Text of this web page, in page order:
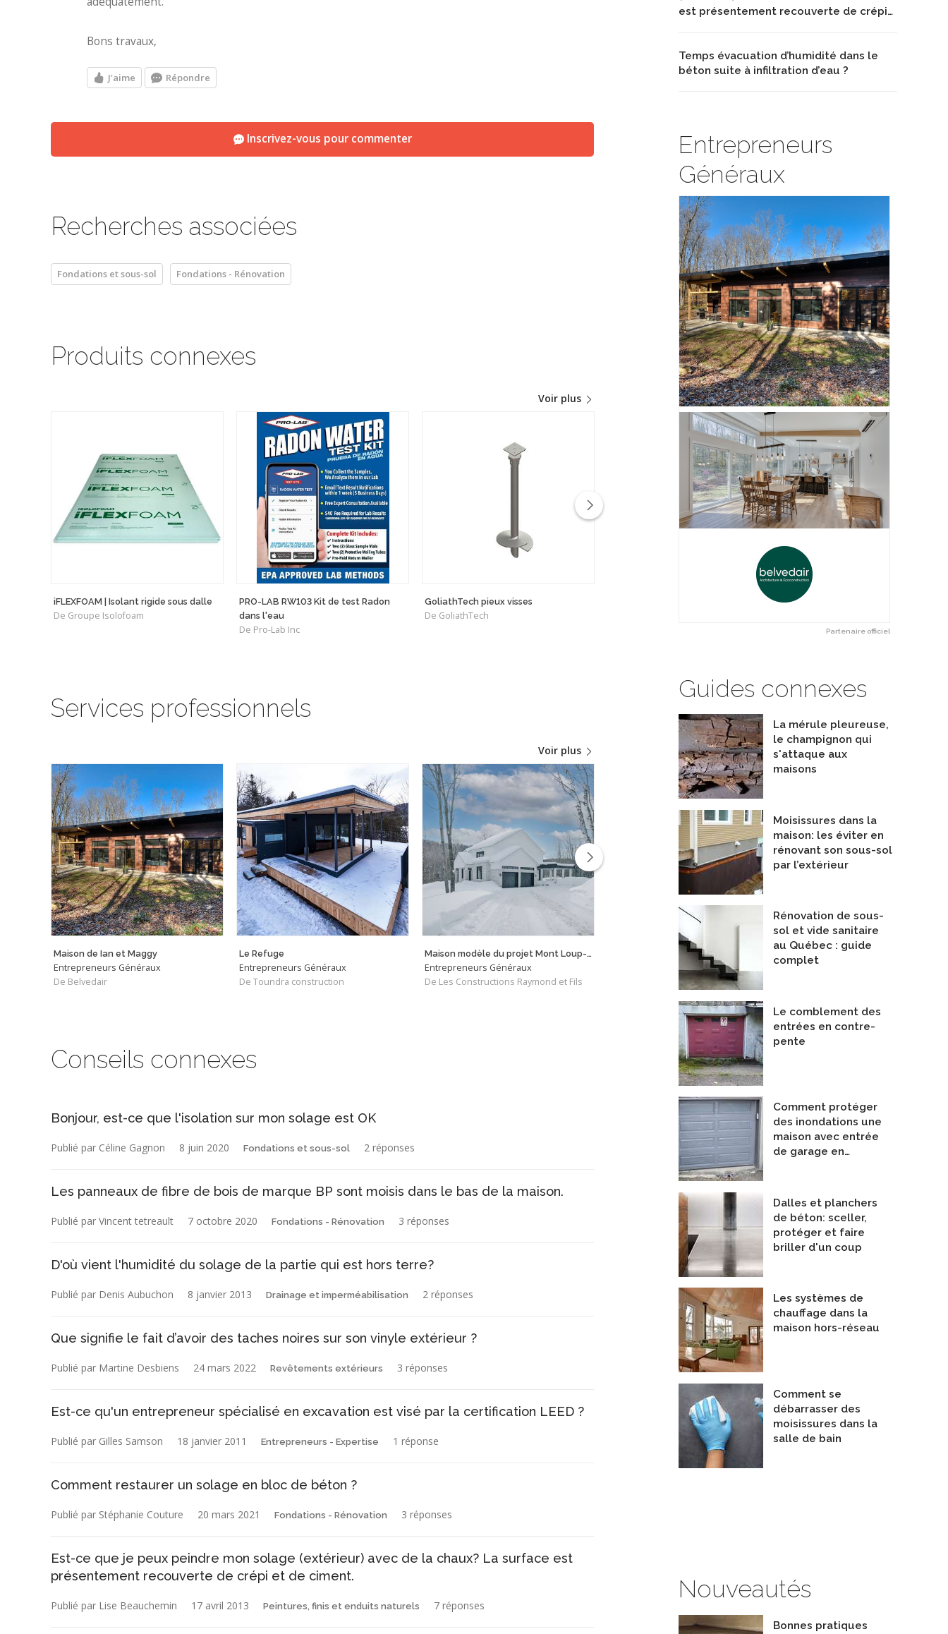
est présentement recouverte de crépi…
Temps évacuation d’humidité dans le
béton suite à infiltration d’eau ?
Entrepreneurs
Généraux
Partenaire officiel
Guides connexes
La mérule pleureuse,
le champignon qui
s'attaque aux
maisons
Moisissures dans la
maison: les éviter en
rénovant son sous-sol
par l’extérieur
Rénovation de sous-
sol et vide sanitaire
au Québec : guide
complet
Le comblement des
entrées en contre-
pente
Comment protéger
des inondations une
maison avec entrée
de garage en…
Dalles et planchers
de béton: sceller,
protéger et faire
briller d'un coup
Les systèmes de
chauffage dans la
maison hors-réseau
Comment se
débarrasser des
moisissures dans la
salle de bain
Nouveautés
Bonnes pratiques
Bons travaux,
J'aime Répondre
Inscrivez-vous pour commenter
Recherches associées
Fondations et sous-sol Fondations - Rénovation
Produits connexes
Voir plus
iFLEXFOAM | Isolant rigide sous dalle
De Groupe Isolofoam
PRO-LAB RW103 Kit de test Radon
dans l'eau
De Pro-Lab Inc
GoliathTech pieux visses
De GoliathTech
Bloc de construction
Services professionnels
Voir plus
Maison de Ian et Maggy
Entrepreneurs Généraux
De Belvedair
Le Refuge
Entrepreneurs Généraux
De Toundra construction
Maison modèle du projet Mont Loup-Garou à Sainte-Adèle
Entrepreneurs Généraux
De Les Constructions Raymond et Fils
Sucrerie Retrofit
Entrepreneurs Généraux
De Retrofit Construction
Mini Southern
Entrepreneurs Généraux
Conseils connexes
Bonjour, est-ce que l'isolation sur mon solage est OK
Publié par Céline Gagnon 8 juin 2020 Fondations et sous-sol 2 réponses
Les panneaux de fibre de bois de marque BP sont moisis dans le bas de la maison.
Publié par Vincent tetreault 7 octobre 2020 Fondations - Rénovation 3 réponses
D'où vient l'humidité du solage de la partie qui est hors terre?
Publié par Denis Aubuchon 8 janvier 2013 Drainage et imperméabilisation 2 réponses
Que signifie le fait d’avoir des taches noires sur son vinyle extérieur ?
Publié par Martine Desbiens 24 mars 2022 Revêtements extérieurs 3 réponses
Est-ce qu'un entrepreneur spécialisé en excavation est visé par la certification LEED ?
Publié par Gilles Samson 18 janvier 2011 Entrepreneurs - Expertise 1 réponse
Comment restaurer un solage en bloc de béton ?
Publié par Stéphanie Couture 20 mars 2021 Fondations - Rénovation 3 réponses
Est-ce que je peux peindre mon solage (extérieur) avec de la chaux? La surface est
présentement recouverte de crépi et de ciment.
Publié par Lise Beauchemin 17 avril 2013 Peintures, finis et enduits naturels 7 réponses